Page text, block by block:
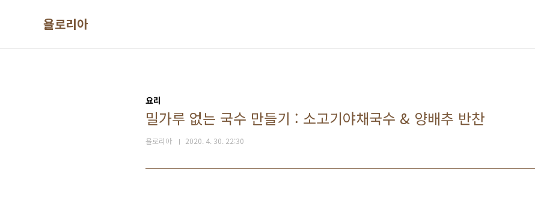
욜로리아
요리
밀가루 없는 국수 만들기 : 소고기야채국수 & 양배추 반찬
욜로리아 2020. 4. 30. 22:30